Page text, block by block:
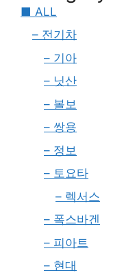
■ ALL
– 전기차
– 기아
– 닛산
– 볼보
– 쌍용
– 정보
– 토요타
– 렉서스
– 폭스바겐
– 피아트
– 현대